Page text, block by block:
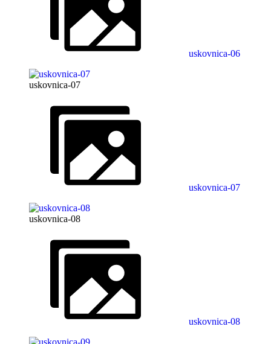
uskovnica-06
uskovnica-07
uskovnica-07
uskovnica-08
uskovnica-08